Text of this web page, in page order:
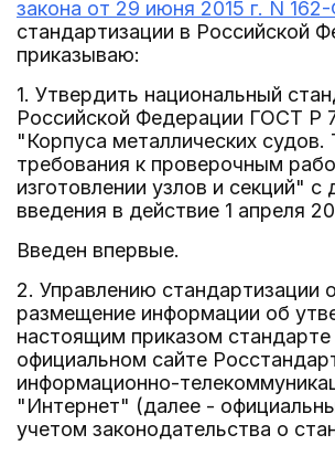
закона от 29 июня 2015 г. N
стандартизации в Российской
приказываю:
1. Утвердить национальный
Российской Федерации ГОСТ Р
"Корпуса металлических судов.
требования к проверочным
изготовлении узлов и секций" с
введения в действие 1 апреля
Введен впервые.
2. Управлению стандартизации
размещение информации об
настоящим приказом стандарте
официальном сайте
информационно-
"Интернет" (далее -
учетом законодательства о